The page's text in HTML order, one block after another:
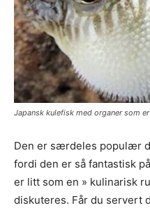
Japansk kulefisk med organer som
Den er særdeles populær
fordi den er så fantastisk
er litt som en » kulinarisk
diskuteres. Får du servert